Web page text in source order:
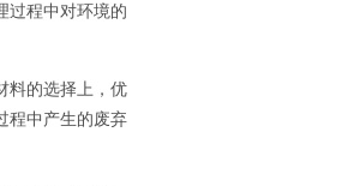
过程中对环境的
料的选择上，优
程中产生的废弃